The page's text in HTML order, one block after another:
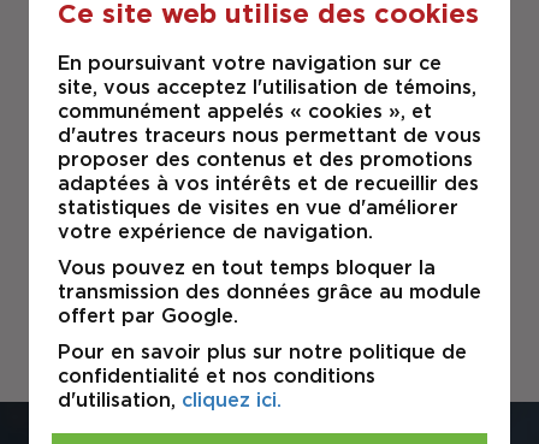
Ce site web utilise des cookies
En poursuivant votre navigation sur ce
site, vous acceptez l'utilisation de témoins,
communément appelés « cookies », et
d'autres traceurs nous permettant de vous
proposer des contenus et des promotions
adaptées à vos intérêts et de recueillir des
statistiques de visites en vue d'améliorer
votre expérience de navigation.
Vous pouvez en tout temps bloquer la
transmission des données grâce au module
offert par Google.
Pour en savoir plus sur notre politique de
confidentialité et nos conditions
d'utilisation, cliquez ici.